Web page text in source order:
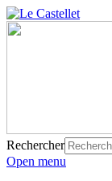
Rechercher
Open menu